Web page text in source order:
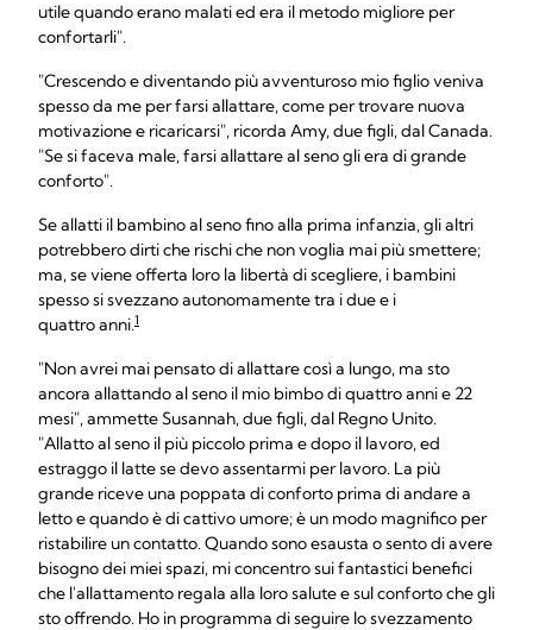
utile quando erano malati ed era il metodo migliore per
confortarli".
"Crescendo e diventando più avventuroso mio figlio veniva
spesso da me per farsi allattare, come per trovare nuova
motivazione e ricaricarsi", ricorda Amy, due figli, dal Canada.
"Se si faceva male, farsi allattare al seno gli era di grande
conforto".
Se allatti il bambino al seno fino alla prima infanzia, gli altri
potrebbero dirti che rischi che non voglia mai più smettere;
ma, se viene offerta loro la libertà di scegliere, i bambini
spesso si svezzano autonomamente tra i due e i
quattro anni.1
"Non avrei mai pensato di allattare così a lungo, ma sto
ancora allattando al seno il mio bimbo di quattro anni e 22
mesi", ammette Susannah, due figli, dal Regno Unito.
"Allatto al seno il più piccolo prima e dopo il lavoro, ed
estraggo il latte se devo assentarmi per lavoro. La più
grande riceve una poppata di conforto prima di andare a
letto e quando è di cattivo umore; è un modo magnifico per
ristabilire un contatto. Quando sono esausta o sento di avere
bisogno dei miei spazi, mi concentro sui fantastici benefici
che l'allattamento regala alla loro salute e sul conforto che gli
sto offrendo. Ho in programma di seguire lo svezzamento